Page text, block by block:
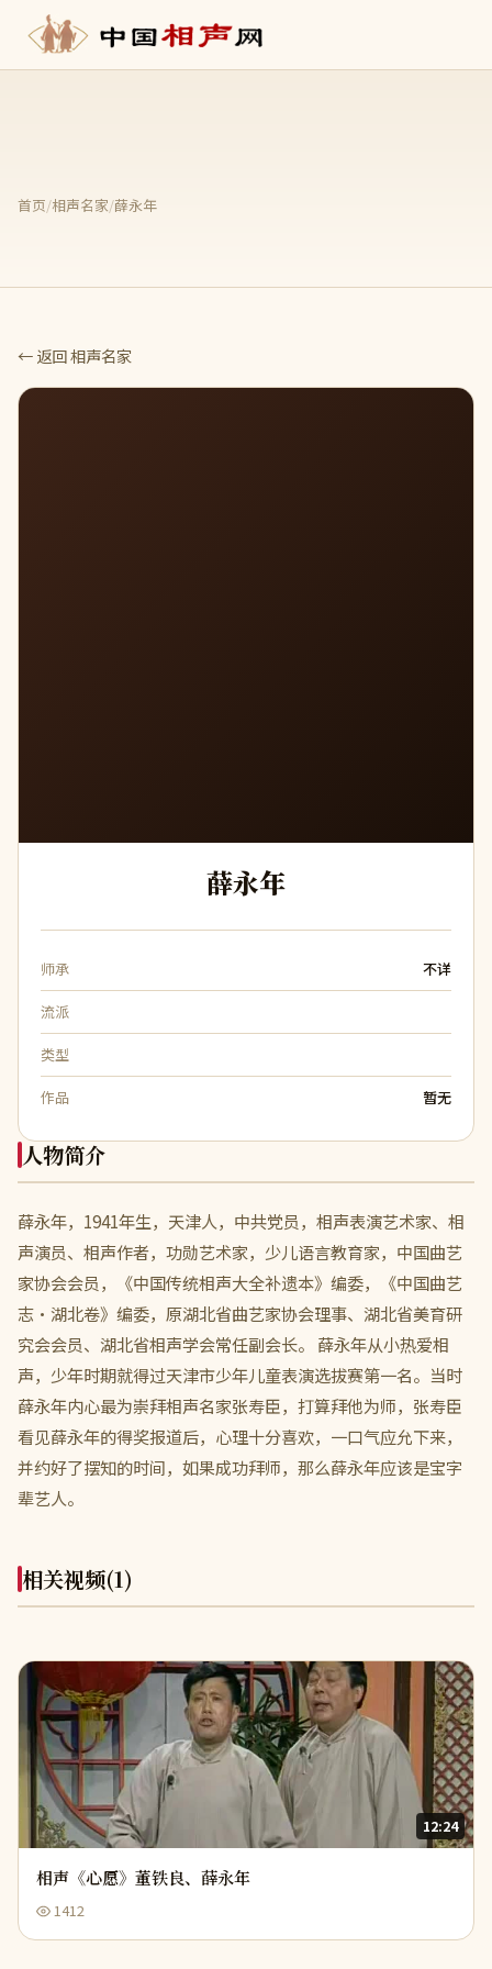
首页/相声名家/薛永年
← 返回 相声名家
薛永年
师承 不详
流派
类型
作品 暂无
人物简介
薛永年，1941年生，天津人，中共党员，相声表演艺术家、相
声演员、相声作者，功勋艺术家，少儿语言教育家，中国曲艺
家协会会员，《中国传统相声大全补遗本》编委，《中国曲艺
志•湖北卷》编委，原湖北省曲艺家协会理事、湖北省美育研
究会会员、湖北省相声学会常任副会长。 薛永年从小热爱相
声，少年时期就得过天津市少年儿童表演选拔赛第一名。当时
薛永年内心最为崇拜相声名家张寿臣，打算拜他为师，张寿臣
看见薛永年的得奖报道后，心理十分喜欢，一口气应允下来，
并约好了摆知的时间，如果成功拜师，那么薛永年应该是宝字
辈艺人。
相关视频(1)
12:24
相声《心愿》董铁良、薛永年
1412